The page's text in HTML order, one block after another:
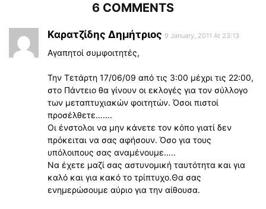
6 COMMENTS
Καρατζίδης Δημήτριος 9 January, 2011 At 23:13
Αγαπητοί συμφοιτητές,
Την Τετάρτη 17/06/09 από τις 3:00 μέχρι τις 22:00,
στο Πάντειο θα γίνουν οι εκλογές για τον σύλλογο
των μεταπτυχιακών φοιτητών. Όσοι πιστοί
προσέλθετε…….
Οι ένστολοι να μην κάνετε τον κόπο γιατί δεν
πρόκειται να σας αφήσουν. Όσο για τους
υπόλοιπους σας αναμένουμε…..
Να έχετε μαζί σας αστυνομική ταυτότητα και για
καλό και για κακό το τρίπτυχο.Θα σας
ενημερώσουμε αύριο για την αίθουσα.